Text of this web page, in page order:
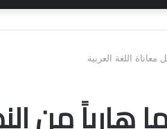
اللغة العربية
هارباً من